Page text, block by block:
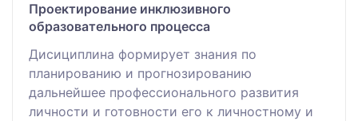
Проектирование инклюзивного
образовательного процесса
Дисициплина формирует знания по
планированию и прогнозированию
дальнейшее профессионального развития
личности и готовности его к личностному и